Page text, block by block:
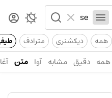
همه دیکشنری مترادف
همه دقیق مشابه آوا متن